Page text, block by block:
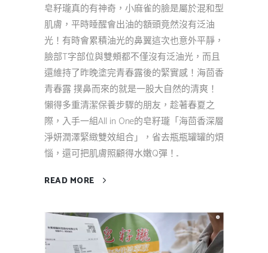
皂籽瓏真的有神奇，小麻雀的臉是屬於混和型
肌膚，平時睡醒會出油的額頭竟然沒有泛油
光！有時會累積油光的鼻翼這次也意外平靜，
臉部T字部位與雙頰都不僅沒有泛油光，而且
還維持了昨晚塗完青春露後的緊實感！海茴香
青春露 撲鼻而來的就是一股大自然的清爽！
懶得多重清潔保養步驟的朋友，趁著春夏之
際，入手一組All in One的皂籽瓏「海茴香深層
淨妍潤澤緊緻雙效組合」，省去瓶瓶罐罐的煩
惱，還可把肌膚照顧得水嫩Q彈！...
READ MORE